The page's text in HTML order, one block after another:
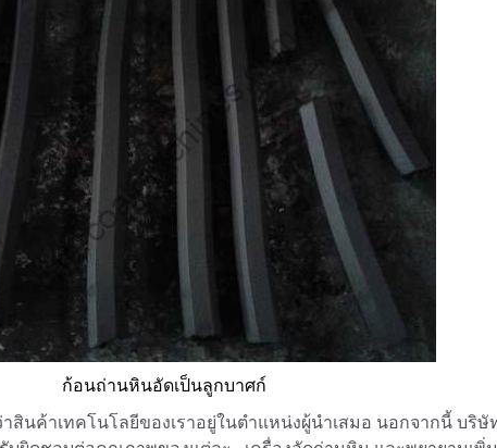
ก้อนถ่านหินอัดเป็นลูกบาศก์
สินค้าเทคโนโลยีของเราอยู่ในตำแหน่งผู้นำเสมอ นอกจากนี้ บริษั